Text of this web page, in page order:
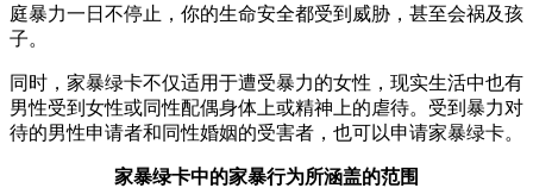
庭暴力一日不停止，你的生命安全都受到威胁，甚至会祸及孩
子。
同时，家暴绿卡不仅适用于遭受暴力的女性，现实生活中也有
男性受到女性或同性配偶身体上或精神上的虐待。受到暴力对
待的男性申请者和同性婚姻的受害者，也可以申请家暴绿卡。
家暴绿卡中的家暴行为所涵盖的范围